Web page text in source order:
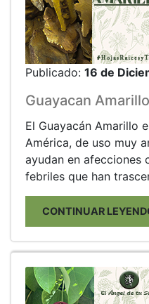
Publicado: 16 de
Guayacan Amarillo
El Guayacán Amarillo
América, de uso muy
ayudan en afecciones
febriles que han
CONTINUAR